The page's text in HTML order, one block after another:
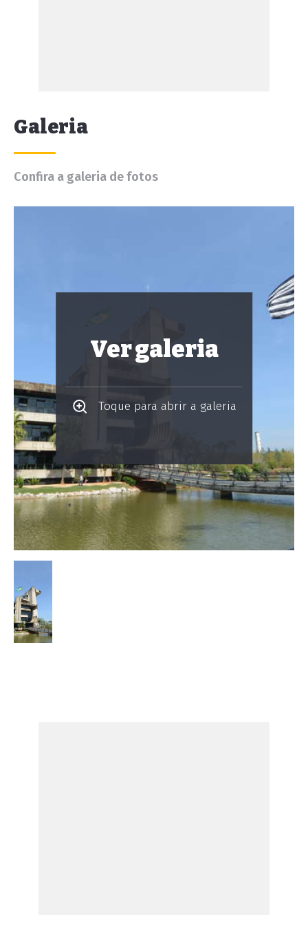
Galeria
Confira a galeria de fotos
Ver galeria
Toque para abrir a galeria